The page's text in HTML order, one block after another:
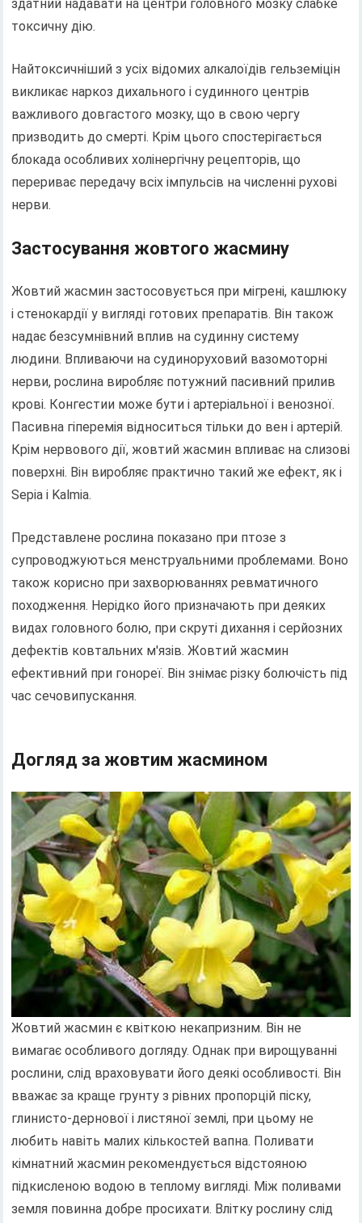
здатний надавати на центри головного мозку слабке
токсичну дію.
Найтоксичніший з усіх відомих алкалоїдів гельземіцін
викликає наркоз дихального і судинного центрів
важливого довгастого мозку, що в свою чергу
призводить до смерті. Крім цього спостерігається
блокада особливих холінергічну рецепторів, що
перериває передачу всіх імпульсів на численні рухові
нерви.
Застосування жовтого жасмину
Жовтий жасмин застосовується при мігрені, кашлюку
і стенокардії у вигляді готових препаратів. Він також
надає безсумнівний вплив на судинну систему
людини. Впливаючи на судиноруховий вазомоторні
нерви, рослина виробляє потужний пасивний прилив
крові. Конгестии може бути і артеріальної і венозної.
Пасивна гіперемія відноситься тільки до вен і артерій.
Крім нервового дії, жовтий жасмин впливає на слизові
поверхні. Він виробляє практично такий же ефект, як і
Sepia і Kalmia.
Представлене рослина показано при птозе з
супроводжуються менструальними проблемами. Воно
також корисно при захворюваннях ревматичного
походження. Нерідко його призначають при деяких
видах головного болю, при скруті дихання і серйозних
дефектів ковтальних м'язів. Жовтий жасмин
ефективний при гонореї. Він знімає різку болючість під
час сечовипускання.
Догляд за жовтим жасмином
Жовтий жасмин є квіткою некапризним. Він не
вимагає особливого догляду. Однак при вирощуванні
рослини, слід враховувати його деякі особливості. Він
вважає за краще грунту з рівних пропорцій піску,
глинисто-дернової і листяної землі, при цьому не
любить навіть малих кількостей вапна. Поливати
кімнатний жасмин рекомендується відстояною
підкисленою водою в теплому вигляді. Між поливами
земля повинна добре просихати. Влітку рослину слід